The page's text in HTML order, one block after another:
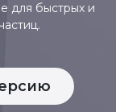
для быстрых и